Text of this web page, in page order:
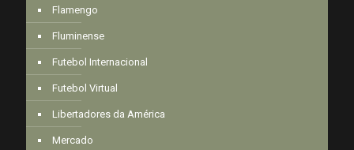
Flamengo
Fluminense
Futebol Internacional
Futebol Virtual
Libertadores da América
Mercado